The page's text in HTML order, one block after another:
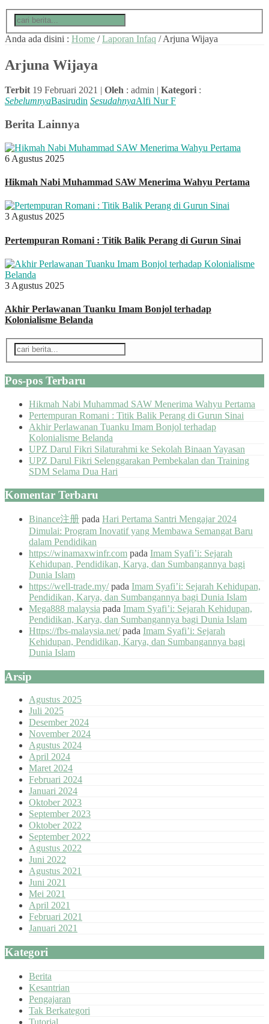
Anda ada disini : Home /Laporan Infaq /Arjuna Wijaya
Arjuna Wijaya
Terbit 19 Februari 2021 | Oleh : admin | Kategori :
SebelumnyaBasirudin SesudahnyaAlfi Nur F
Berita Lainnya
6 Agustus 2025
Hikmah Nabi Muhammad SAW Menerima Wahyu Pertama
3 Agustus 2025
Pertempuran Romani : Titik Balik Perang di Gurun Sinai
3 Agustus 2025
Akhir Perlawanan Tuanku Imam Bonjol terhadap
Kolonialisme Belanda
Pos-pos Terbaru
Hikmah Nabi Muhammad SAW Menerima Wahyu Pertama
Pertempuran Romani : Titik Balik Perang di Gurun Sinai
Akhir Perlawanan Tuanku Imam Bonjol terhadap
Kolonialisme Belanda
UPZ Darul Fikri Silaturahmi ke Sekolah Binaan Yayasan
UPZ Darul Fikri Selenggarakan Pembekalan dan Training
SDM Selama Dua Hari
Komentar Terbaru
Binance注册 pada Hari Pertama Santri Mengajar 2024
Dimulai: Program Inovatif yang Membawa Semangat Baru
dalam Pendidikan
https://winamaxwinfr.com pada Imam Syafi’i: Sejarah
Kehidupan, Pendidikan, Karya, dan Sumbangannya bagi
Dunia Islam
https://well-trade.my/pada Imam Syafi’i: Sejarah Kehidupan,
Pendidikan, Karya, dan Sumbangannya bagi Dunia Islam
Mega888 malaysia pada Imam Syafi’i: Sejarah Kehidupan,
Pendidikan, Karya, dan Sumbangannya bagi Dunia Islam
Https://fbs-malaysia.net/pada Imam Syafi’i: Sejarah
Kehidupan, Pendidikan, Karya, dan Sumbangannya bagi
Dunia Islam
Arsip
Agustus 2025
Juli 2025
Desember 2024
November 2024
Agustus 2024
April 2024
Maret 2024
Februari 2024
Januari 2024
Oktober 2023
September 2023
Oktober 2022
September 2022
Agustus 2022
Juni 2022
Agustus 2021
Juni 2021
Mei 2021
April 2021
Februari 2021
Januari 2021
Kategori
Berita
Kesantrian
Pengajaran
Tak Berkategori
Tutorial